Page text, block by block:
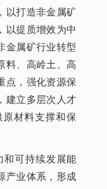
以打造非金属矿
以提质增效为中
金属矿行业转型
料、高岭土、高
点，强化资源保
建立多层次人才
材料支撑和保
和可持续发展能
产业体系，形成